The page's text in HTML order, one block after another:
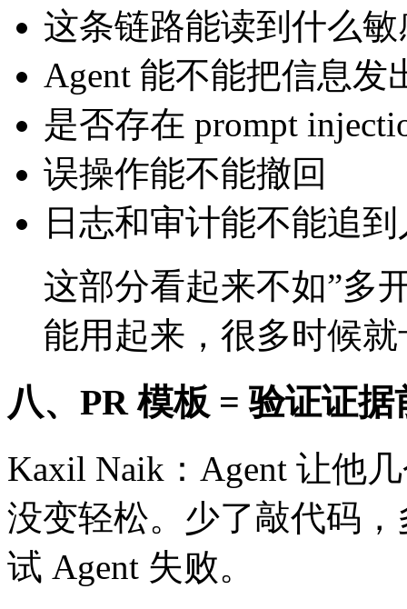
这条链路能读到什么
Agent 能不能把信息发
是否存在 prompt
误操作能不能撤回
日志和审计能不能追
这部分看起来不如”多
能用起来，很多时候
八、PR 模板 = 验证证据
Kaxil Naik：Agent 让他
没变轻松。少了敲代码
试 Agent 失败。